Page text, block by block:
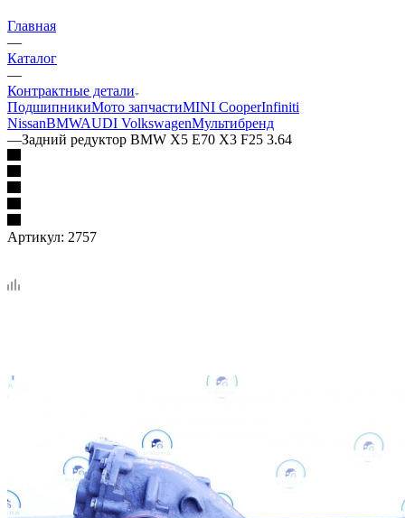
Главная
—
Каталог
—
Контрактные детали
ПодшипникиМото запчастиMINI CooperInfiniti
NissanBMWAUDI VolkswagenМультибренд
—Задний редуктор BMW X5 E70 X3 F25 3.64
Артикул: 2757